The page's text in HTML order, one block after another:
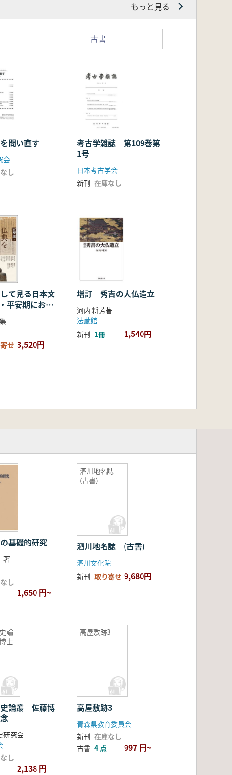
もっと見る
古書
を問い直す
会
し
考古学雑誌 第109巻第
1号
日本考古学会
新刊 在庫なし
て見る日本文
平安期におけ
容・融合・展
せ 3,520円
増訂 秀吉の大仏造立
河内 将芳著
法蔵館
新刊 1冊 1,540円
基礎的研究
著
し
1,650 円~
泗川地名誌
(古書)
泗川地名誌 (古書)
泗川文化院
新刊 取り寄せ 9,680円
論
士
史論叢 佐藤博
研究会
し
2,138 円
高屋敷跡3
高屋敷跡3
青森県教育委員会
新刊 在庫なし
古書 4 点 997 円~